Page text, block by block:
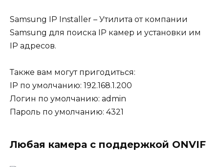
Samsung IP Installer – Утилита от компании
Samsung для поиска IP камер и установки им
IP адресов.
Также вам могут пригодиться:
IP по умолчанию: 192.168.1.200
Логин по умолчанию: admin
Пароль по умолчанию: 4321
Любая камера с поддержкой ONVIF